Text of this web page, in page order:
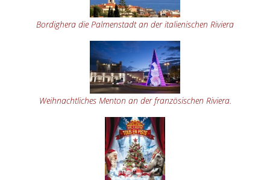
Bordighera die Palmenstadt an der italienischen Riviera
Weihnachtliches Menton an der französischen Riviera.